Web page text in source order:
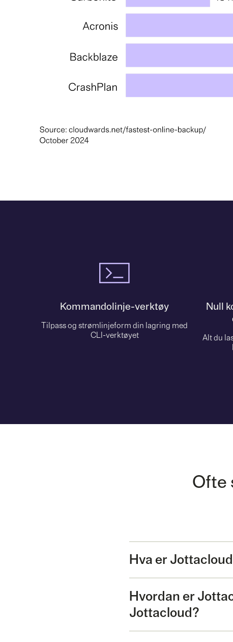
Kommandolinje-verktøy
Tilpass og strømlinjeform din lagring med
CLI-verktøyet
Null
Alt du
Ofte
Hva er
Hvordan er
Jottacloud?